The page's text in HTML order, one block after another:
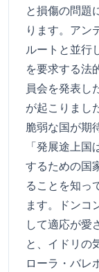
と損傷の問題
ります。アン
ルートと並行
を要求する法
員会を発表し
が起こりまし
脆弱な国が期
「発展途上
するための国
ることを知っ
ます。ドンコ
して適応が愛
と、イドリの
ローラ・バレ